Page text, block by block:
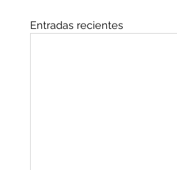
Entradas recientes